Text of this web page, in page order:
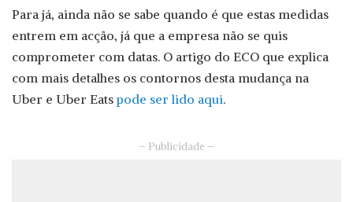
Para já, ainda não se sabe quando é que estas medidas
entrem em acção, já que a empresa não se quis
comprometer com datas. O artigo do ECO que explica
com mais detalhes os contornos desta mudança na
Uber e Uber Eatspode ser lido aqui.
– Publicidade –